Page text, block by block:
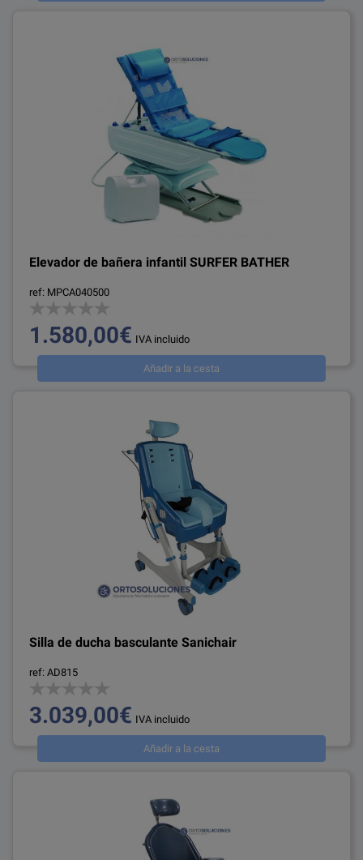
Elevador de bañera infantil SURFER BATHER
ref: MPCA040500
1.580,00€ IVA incluido
Añadir a la cesta
Silla de ducha basculante Sanichair
ref: AD815
3.039,00€ IVA incluido
Añadir a la cesta